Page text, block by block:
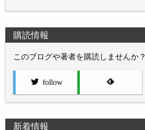
購読情報
このブログや著者を購読しませんか？
follow
新着情報